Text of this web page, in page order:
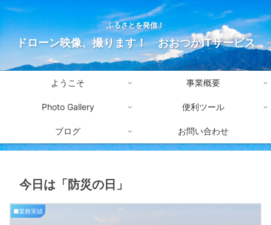
ふるさとを発信！
ドローン映像、撮ります！ おおつかITサービス
ようこそ 事業概要
Photo Gallery 便利ツール
ブログ お問い合わせ
今日は「防災の日」
■業務実績